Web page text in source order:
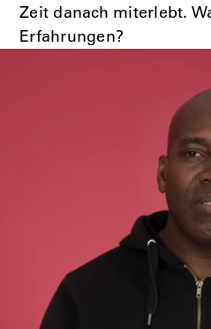
Zeit danach miterlebt.
Erfahrungen?